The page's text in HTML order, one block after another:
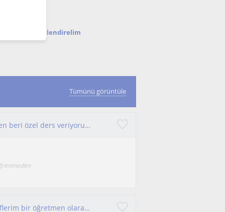
seni bilgilendirelim
Tümünü görüntüle
10 yıllık deneyimliyim bu alanda daha ilk günden beri özel ders veriyorum ve birçok öğrenci yetiştirdim.
Fizik dersini kolay anlaşılır hale getirmeyi hedeflerim bir öğretmen olarak üniversite sınavlarına yönelik çalışmalar yapmaktayım